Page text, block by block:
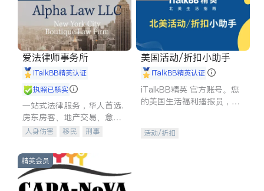
爱法律师事务所
iTalkBB精英认证
执照已核实
一站式法律服务，华人首选.
房东房客、地产交易、意外
伤害、车祸重伤、商业诉
建筑合同、刑事案件全包办
人身伤害 移民
刑事
信托/遗嘱
商业
索赔
律师-其它 保释
美国活动/折扣小助手
iTalkBB精英认证
iTalkBB精英 官方账号。您
的美国生活福利播报员，精
专属福利。
活动/折扣
精英会员